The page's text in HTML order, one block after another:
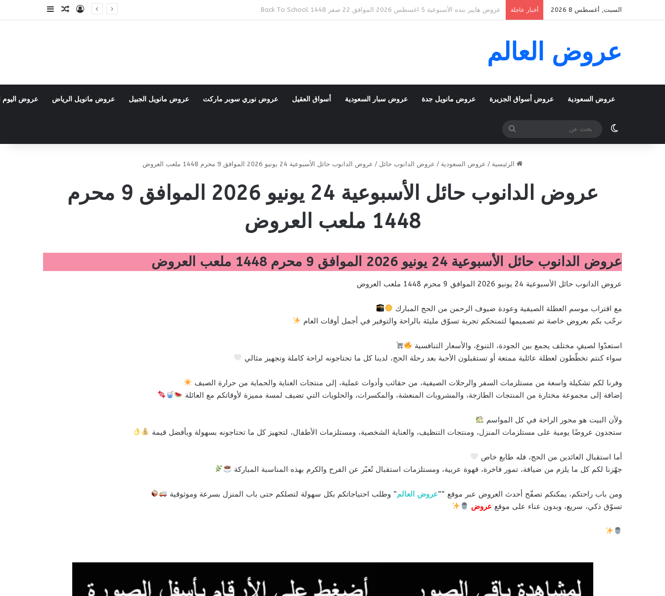
السبت, أغسطس 8 2026 أخبار عاجلة عروض بنده الأسبوعية 5 اغسطس 2026 الموافق 22 صفر 1448 Back To School تسجيل الدخول
مقال عشوائي
إضافة عمود
عروض العالم
عروض السعودية عروض أسواق الجزيرة عروض مانويل جدة عروض سبار السعودية أسواق العقيل عروض نوري سوبر ماركت عروض مانويل الجبيل عروض مانويل الرياض عروض اليوم
الوضع المظلم
بحث
عن
الرئيسية / عروض السعودية / عروض الدانوب حائل / عروض الدانوب حائل الأسبوعية 24 يونيو 2026 الموافق 9 محرم 1448 ملعب العروض
عروض الدانوب حائل الأسبوعية 24 يونيو 2026 الموافق 9 محرم
1448 ملعب العروض
عروض الدانوب حائل الأسبوعية 24 يونيو 2026 الموافق 9 محرم 1448 ملعب العروض
عروض الدانوب حائل الأسبوعية 24 يونيو 2026 الموافق 9 محرم 1448 ملعب العروض
مع اقتراب موسم العطلة الصيفية وعودة ضيوف الرحمن من الحج المبارك
نرحّب بكم بعروض خاصة تم تصميمها لتمنحكم تجربة تسوّق مليئة بالراحة والتوفير في أجمل أوقات العام
استعدّوا لصيفٍ مختلف يجمع بين الجودة، التنوع، والأسعار التنافسية
سواء كنتم تخطّطون لعطلة عائلية ممتعة أو تستقبلون الأحبة بعد رحلة الحج، لدينا كل ما تحتاجونه لراحة كاملة وتجهيز مثالي
وفرنا لكم تشكيلة واسعة من مستلزمات السفر والرحلات الصيفية، من حقائب وأدوات عملية، إلى منتجات العناية والحماية من حرارة الصيف
إضافة إلى مجموعة مختارة من المنتجات الطازجة، والمشروبات المنعشة، والمكسرات، والحلويات التي تضيف لمسة مميزة لأوقاتكم مع العائلة
ولأن البيت هو محور الراحة في كل المواسم
ستجدون عروضًا يومية على مستلزمات المنزل، ومنتجات التنظيف، والعناية الشخصية، ومستلزمات الأطفال، لتجهيز كل ما تحتاجونه بسهولة وبأفضل قيمة
أما استقبال العائدين من الحج، فله طابع خاص
جهّزنا لكم كل ما يلزم من ضيافة، تمور فاخرة، قهوة عربية، ومستلزمات استقبال تُعبّر عن الفرح والكرم بهذه المناسبة المباركة
ومن باب راحتكم، يمكنكم تصفّح أحدث العروض عبر موقع “”عروض العالم” وطلب احتياجاتكم بكل سهولة لتصلكم حتى باب المنزل بسرعة وموثوقية
تسوّق ذكي، سريع، وبدون عناء على موقع عروض